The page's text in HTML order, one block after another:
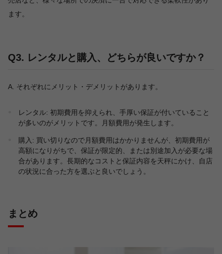
ます。
Q3. レンタルと購入、どちらが良いですか？
A. それぞれにメリット・デメリットがあります。
レンタル: 初期費用を抑えられ、手厚い保証が付いていること
が多いのがメリットです。月額費用が発生します。
購入: 買い切りなので月額費用はかかりませんが、初期費用が
高額になりがちで、保証が限定的、または別途加入が必要な場
合があります。長期的なコストと保証内容を天秤にかけ、自店
の状況に合った方を選ぶと良いでしょう。
まとめ